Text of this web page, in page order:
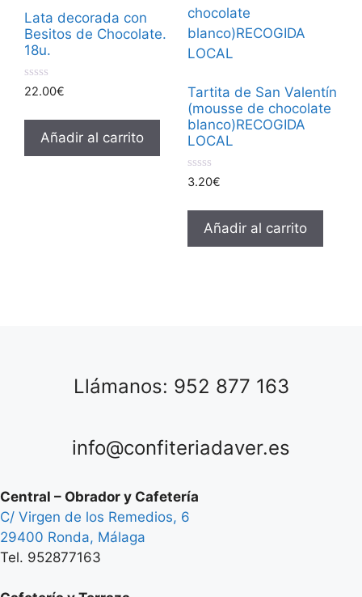
Lata decorada con
Besitos de Chocolate.
18u.
0
5
22.00€
Añadir al carrito
Tartita de San Valentín
(mousse de chocolate
blanco)RECOGIDA
LOCAL
0
d
5
3.20€
Añadir al carrito
Llámanos: 952 877 163
info@confiteriadaver.es
Central – Obrador y Cafetería
C/ Virgen de los Remedios, 6
29400 Ronda, Málaga
Tel. 952877163